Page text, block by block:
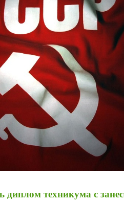
диплом техникума с